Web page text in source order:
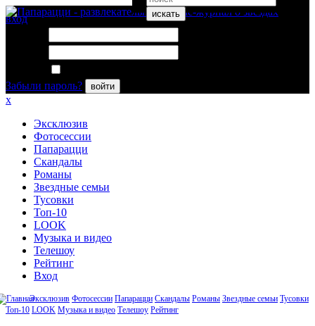
искать
вход
Забыли пароль?
войти
x
Эксклюзив
Фотосессии
Папарацци
Скандалы
Романы
Звездные семьи
Тусовки
Топ-10
LOOK
Музыка и видео
Телешоу
Рейтинг
Вход
Эксклюзив Фотосессии Папарацци Скандалы Романы Звездные семьи Тусовки
Топ-10 LOOK Музыка и видео Телешоу Рейтинг